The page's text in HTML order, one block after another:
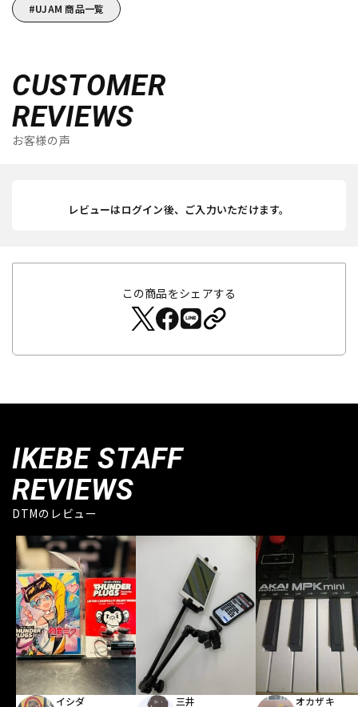
UJAM 商品一覧
CUSTOMER
REVIEWS
お客様の声
レビューはログイン後、ご入力いただけます。
この商品をシェアする
IKEBE STAFF
REVIEWS
DTMのレビュー
イシダ 三井 オカザキ